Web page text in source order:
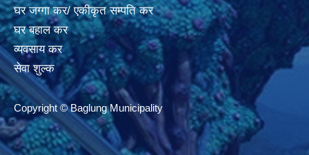
घर जग्गा कर/ एकीकृत सम्पति कर
घर बहाल कर
व्यवसाय कर
सेवा शुल्क
Copyright © Baglung Municipality